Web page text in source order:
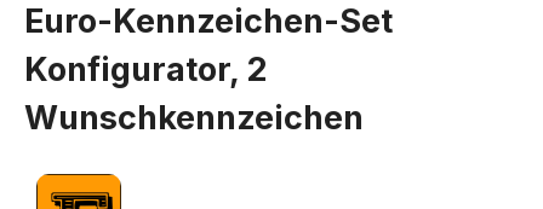
Euro-Kennzeichen-Set
Konfigurator, 2
Wunschkennzeichen